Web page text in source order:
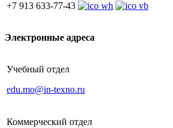
+7 913 633-77-43
Электронные адреса
Учебный отдел
edu.mo@in-texno.ru
Коммерческий отдел